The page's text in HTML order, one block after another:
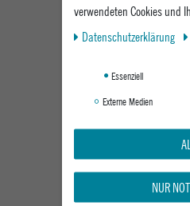
verwendeten Cookies und
Daten­schutz­erklärung
Essenziell
Externe Medien
NUR